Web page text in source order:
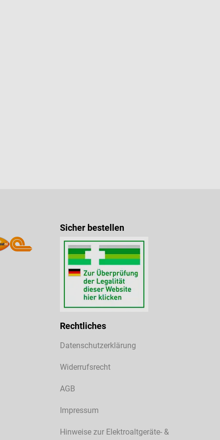
Sicher bestellen
Rechtliches
Datenschutzerklärung
Widerrufsrecht
AGB
Impressum
Hinweise zur Elektroaltgeräte- &